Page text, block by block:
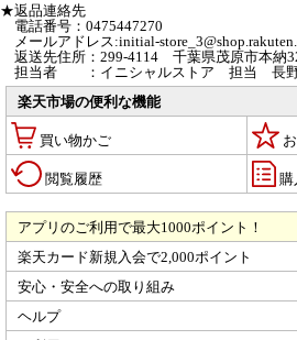
★返品連絡先
電話番号：0475447270
メールアドレス:initial-
返送先住所：299-4114 千葉県茂原市本納
担当者 ：イニシャルストア 担当 長
楽天市場の便利な機能
買い物かご
閲覧履歴 購
アプリのご利用で最大1000ポイント！
楽天カード新規入会で2,000ポイント
安心・安全への取り組み
ヘルプ